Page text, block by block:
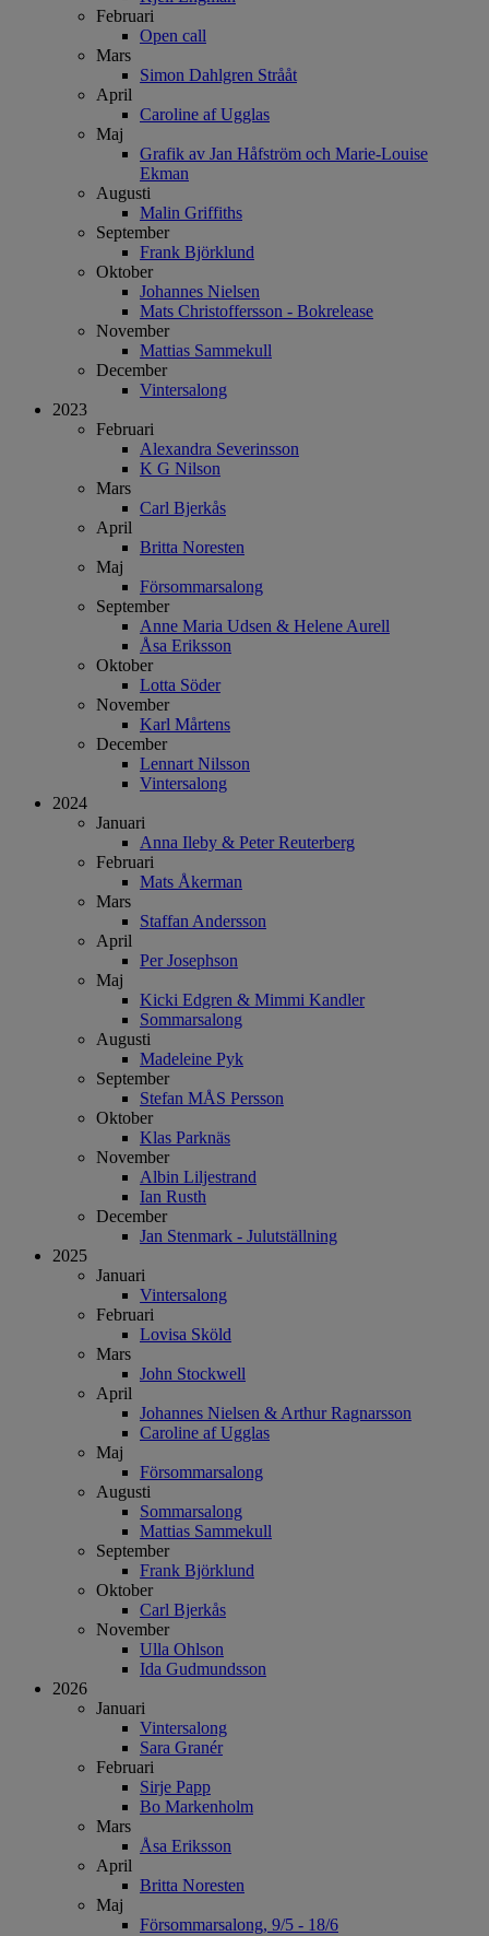
Februari
Open call
Mars
Simon Dahlgren Strååt
April
Caroline af Ugglas
Maj
Grafik av Jan Håfström och Marie-Louise
Ekman
Augusti
Malin Griffiths
September
Frank Björklund
Oktober
Johannes Nielsen
Mats Christoffersson - Bokrelease
November
Mattias Sammekull
December
Vintersalong
2023
Februari
Alexandra Severinsson
K G Nilson
Mars
Carl Bjerkås
April
Britta Noresten
Maj
Försommarsalong
September
Anne Maria Udsen & Helene Aurell
Åsa Eriksson
Oktober
Lotta Söder
November
Karl Mårtens
December
Lennart Nilsson
Vintersalong
2024
Januari
Anna Ileby & Peter Reuterberg
Februari
Mats Åkerman
Mars
Staffan Andersson
April
Per Josephson
Maj
Kicki Edgren & Mimmi Kandler
Sommarsalong
Augusti
Madeleine Pyk
September
Stefan MÅS Persson
Oktober
Klas Parknäs
November
Albin Liljestrand
Ian Rusth
December
Jan Stenmark - Julutställning
2025
Januari
Vintersalong
Februari
Lovisa Sköld
Mars
John Stockwell
April
Johannes Nielsen & Arthur Ragnarsson
Caroline af Ugglas
Maj
Försommarsalong
Augusti
Sommarsalong
Mattias Sammekull
September
Frank Björklund
Oktober
Carl Bjerkås
November
Ulla Ohlson
Ida Gudmundsson
2026
Januari
Vintersalong
Sara Granér
Februari
Sirje Papp
Bo Markenholm
Mars
Åsa Eriksson
April
Britta Noresten
Maj
Försommarsalong, 9/5 - 18/6